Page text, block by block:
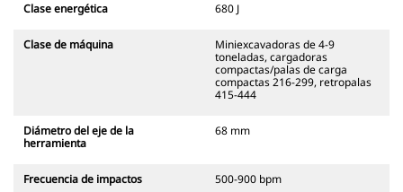
Clase energética 680 J
Clase de máquina
Miniexcavadoras de 4-9
toneladas, cargadoras
compactas/palas de carga
compactas 216-299, retropalas
415-444
Diámetro del eje de la
herramienta
68 mm
Frecuencia de impactos 500-900 bpm